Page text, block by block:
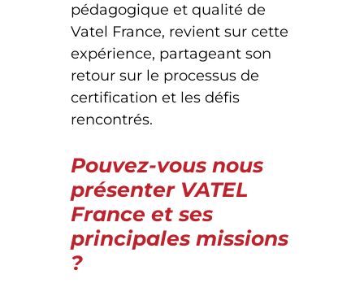
pédagogique et qualité de
Vatel France, revient sur cette
expérience, partageant son
retour sur le processus de
certification et les défis
rencontrés.
Pouvez-vous nous
présenter VATEL
France et ses
principales missions
?